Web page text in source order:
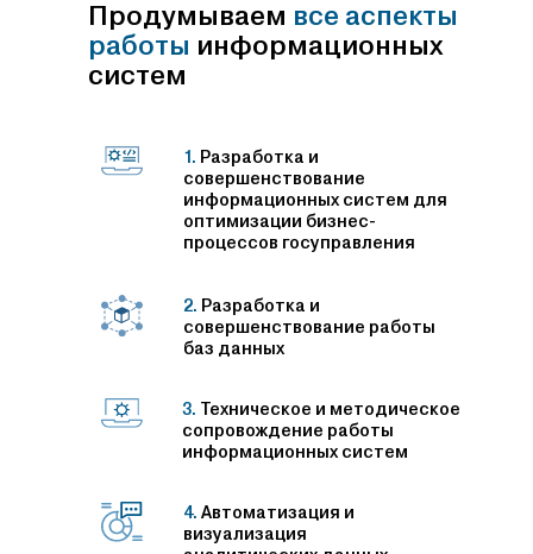
Продумываем все аспекты
работы информационных
систем
1. Разработка и
совершенствование
информационных систем для
оптимизации бизнес-
процессов госуправления
2. Разработка и
совершенствование работы
баз данных
3. Техническое и методическое
сопровождение работы
информационных систем
4. Автоматизация и
визуализация